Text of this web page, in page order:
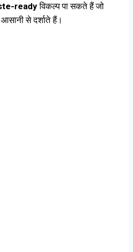
readyविकल्प पा सकते हैं जो
से दर्शाते हैं।